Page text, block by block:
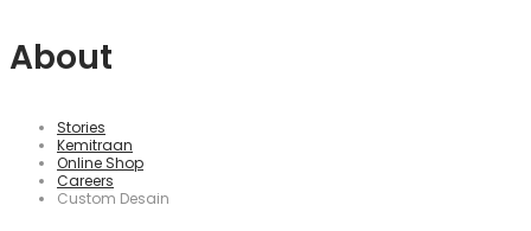
About
Stories
Kemitraan
Online Shop
Careers
Custom Desain